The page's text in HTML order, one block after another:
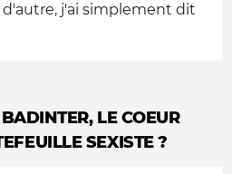
j'ai simplement dit
LE COEUR
SEXISTE ?